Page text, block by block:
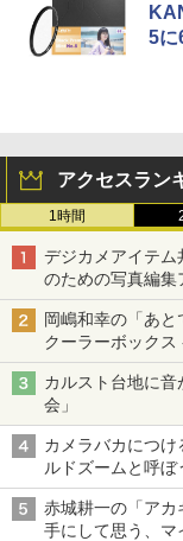
5に
アクセスラン
1時間
デジカメアイテム
のための写真編
る「Filmator」
岡嶋和幸の「あ
クーラーボックス
カルスト台地に
会」
カメラバカにつ
ルドズームと呼ぼ
赤城耕一の「アカ
手にして思う、